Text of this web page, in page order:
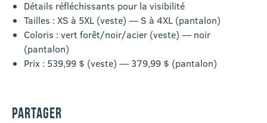
Détails réfléchissants pour la visibilité
Tailles : XS à 5XL (veste) — S à 4XL (pantalon)
Coloris : vert forêt/noir/acier (veste) — noir
(pantalon)
Prix : 539,99 $ (veste) — 379,99 $ (pantalon)
PARTAGER